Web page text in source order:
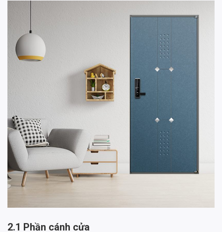
2.1 Phần cánh cửa